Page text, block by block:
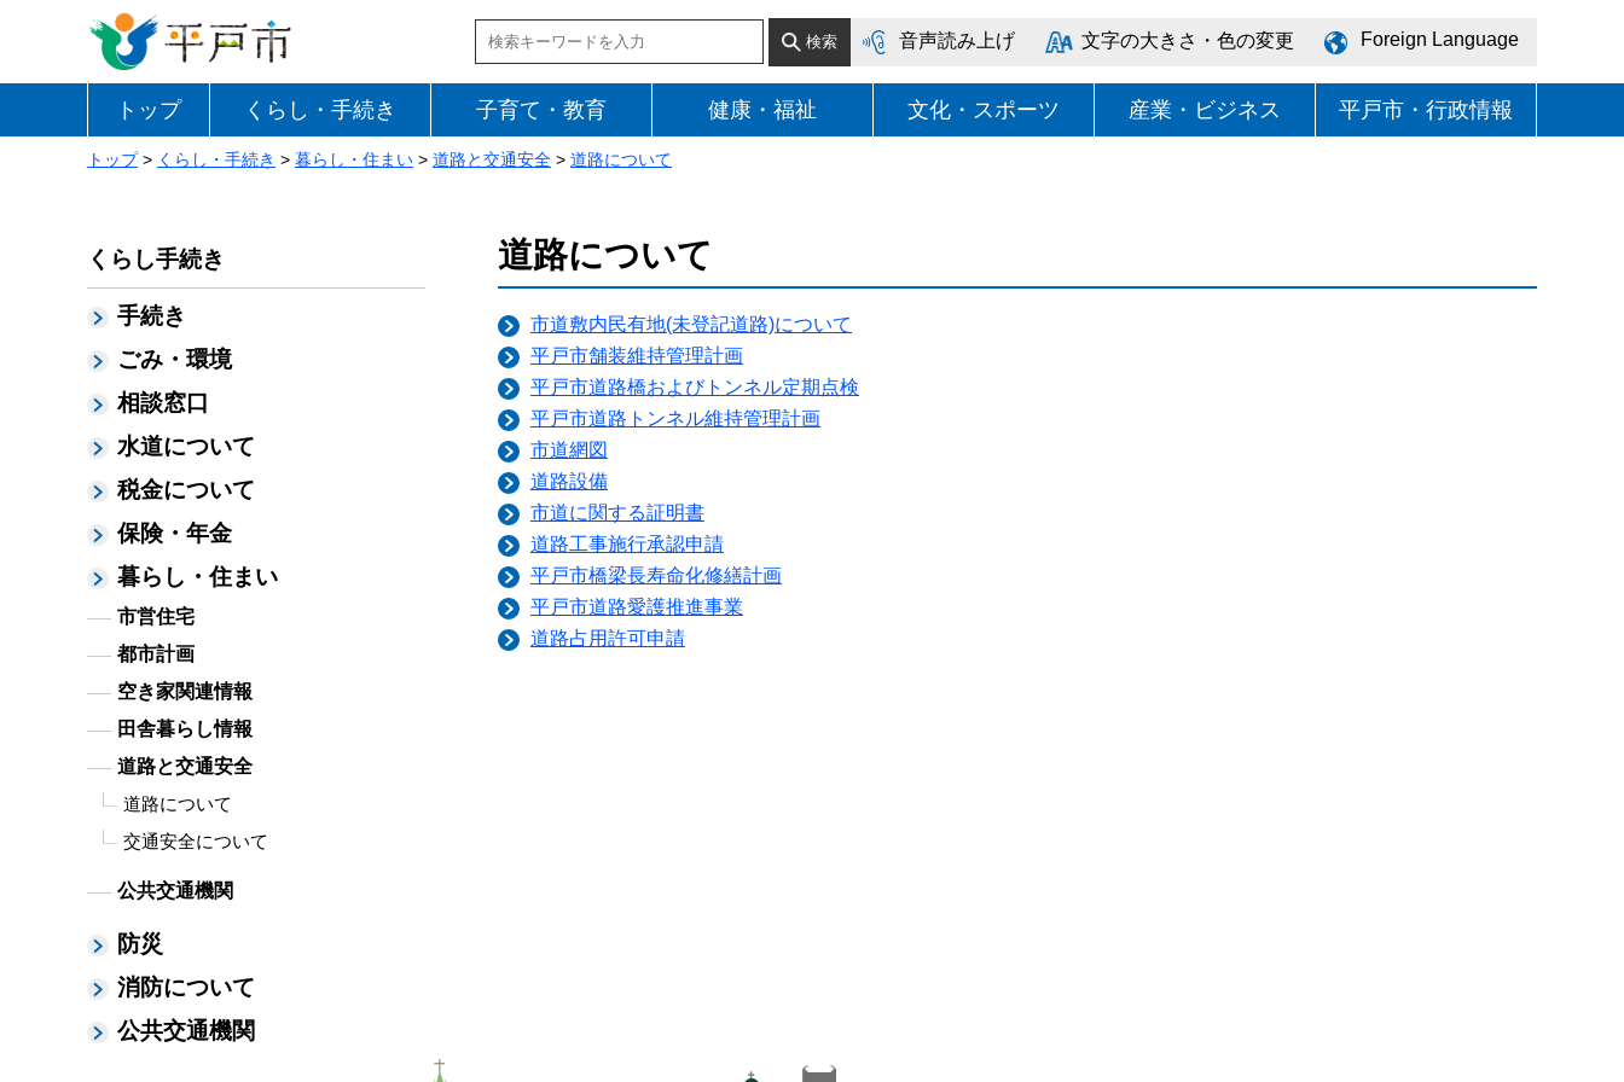
音声読み上げ 文字の大きさ・色の変更 Foreign Language
トップ くらし・手続き 子育て・教育 健康・福祉 文化・スポーツ 産業・ビジネス 平戸市・行政情報
トップ> くらし・手続き > 暮らし・住まい > 道路と交通安全 > 道路について
くらし手続き
手続き
ごみ・環境
相談窓口
水道について
税金について
保険・年金
暮らし・住まい
市営住宅
都市計画
空き家関連情報
田舎暮らし情報
道路と交通安全
道路について
交通安全について
公共交通機関
防災
消防について
公共交通機関
道路について
市道敷内民有地(未登記道路)について
平戸市舗装維持管理計画
平戸市道路橋およびトンネル定期点検
平戸市道路トンネル維持管理計画
市道網図
道路設備
市道に関する証明書
道路工事施行承認申請
平戸市橋梁長寿命化修繕計画
平戸市道路愛護推進事業
道路占用許可申請